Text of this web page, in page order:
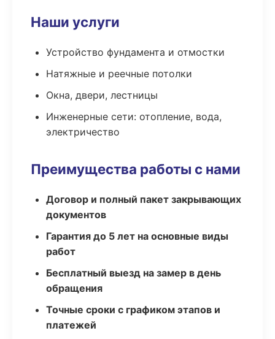
Наши услуги
Устройство фундамента и отмостки
Натяжные и реечные потолки
Окна, двери, лестницы
Инженерные сети: отопление, вода,
электричество
Преимущества работы с нами
Договор и полный пакет закрывающих
документов
Гарантия до 5 лет на основные виды
работ
Бесплатный выезд на замер в день
обращения
Точные сроки с графиком этапов и
платежей